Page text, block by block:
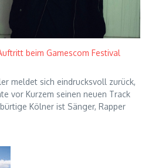
beim Gamescom Festival
meldet sich eindrucksvoll zurück,
vor Kurzem seinen neuen Track
Kölner ist Sänger, Rapper